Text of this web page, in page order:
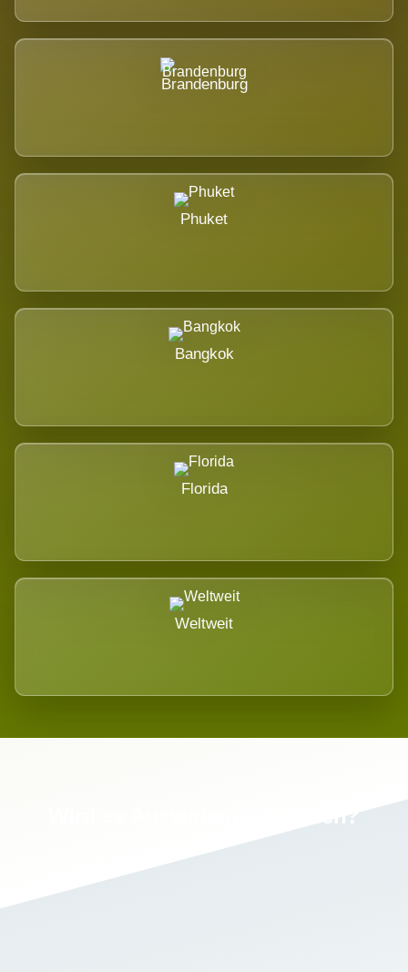
Brandenburg
Phuket
Bangkok
Florida
Weltweit
Wird es Auswirkungen geben?